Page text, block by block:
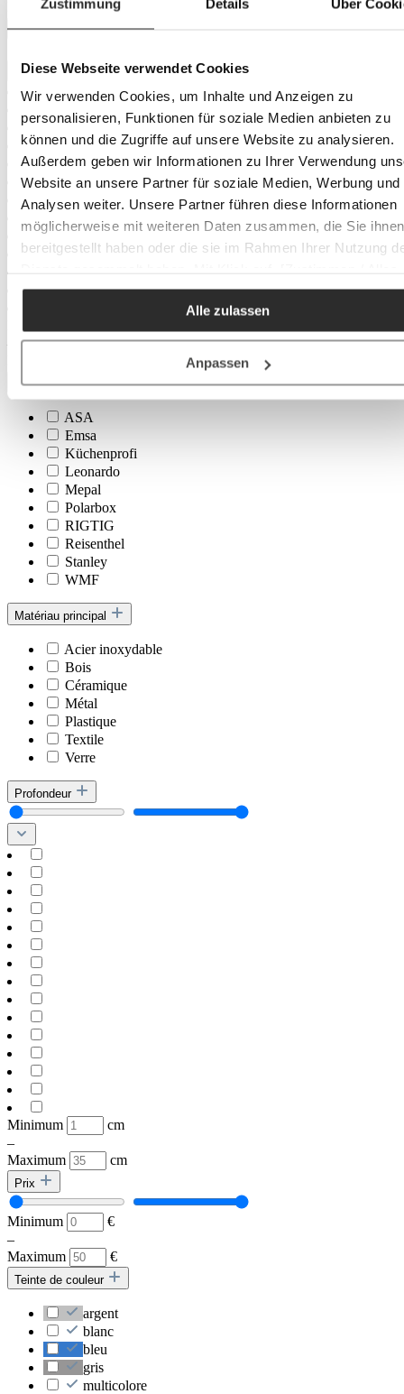
Zustimmung Details Über
Diese Webseite verwendet Cookies
Wir verwenden Cookies, um Inhalte und Anzeigen zu
personalisieren, Funktionen für soziale Medien anbieten zu
können und die Zugriffe auf unsere Website zu analysieren.
Außerdem geben wir Informationen zu Ihrer Verwendung
Website an unsere Partner für soziale Medien, Werbung und
Analysen weiter. Unsere Partner führen diese Informationen
möglicherweise mit weiteren Daten zusammen, die Sie ihnen
bereitgestellt haben oder die sie im Rahmen Ihrer Nutzung
akzeptieren / etc.]“ erteilen Sie Ihre Einwilligung auch in die
Weitergabe über Ihr Verhalten in unserem Shop an unseren
Partner, die shopware AG (Ebbinghoff 10, 48624
Deutschland), die diese Daten Ihnen nicht persönlich
Produktverbesserungen, Marktverhaltensanalysen)
darf.
Alle zulassen
Anpassen
Maximum
cm
Largeur
Marque
ASA
Emsa
Küchenprofi
Leonardo
Mepal
Polarbox
RIGTIG
Reisenthel
Stanley
WMF
Matériau principal
Acier inoxydable
Bois
Céramique
Métal
Plastique
Textile
Verre
Profondeur
Minimum
cm
–
Maximum
cm
Prix
Minimum
€
–
Maximum
€
Teinte de couleur
argent
blanc
bleu
gris
multicolore